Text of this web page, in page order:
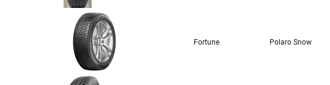
Fortune Polaro Snow